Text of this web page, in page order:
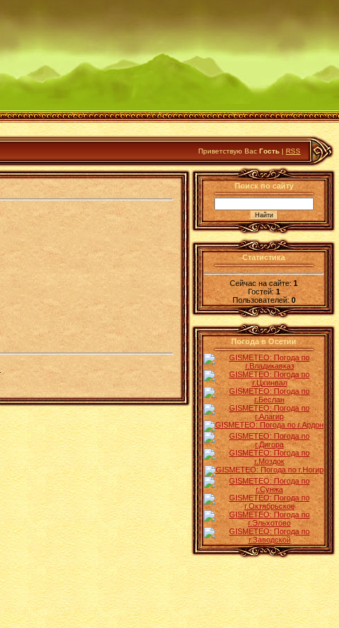
Приветствую Вас Гость | RSS
Поиск по сайту
Статистика
Сейчас на сайте: 1
Гостей:1
Пользователей: 0
Погода в Осетии